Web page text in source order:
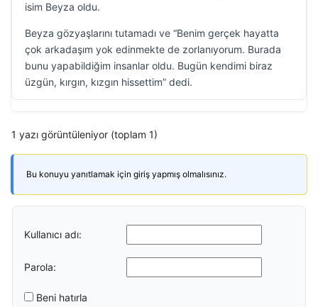
isim Beyza oldu.
Beyza gözyaşlarını tutamadı ve “Benim gerçek hayatta
çok arkadaşım yok edinmekte de zorlanıyorum. Burada
bunu yapabildiğim insanlar oldu. Bugün kendimi biraz
üzgün, kırgın, kızgın hissettim” dedi.
1 yazı görüntüleniyor (toplam 1)
Bu konuyu yanıtlamak için giriş yapmış olmalısınız.
Kullanıcı adı:
Parola:
Beni hatırla